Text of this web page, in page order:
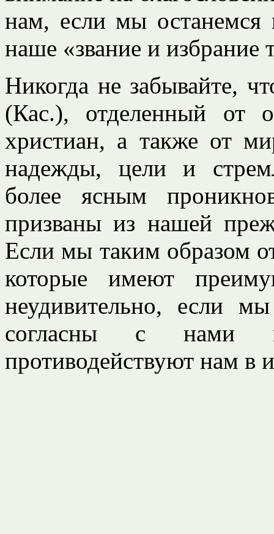
нам, если мы останемся
наше «звание и избрание
Никогда не забывайте,
(Кас.), отделенный от
христиан, а также от
надежды, цели и
более ясным
призваны из нашей
Если мы таким образом
которые имеют
неудивительно, если
согласны с нами
противодействуют нам в